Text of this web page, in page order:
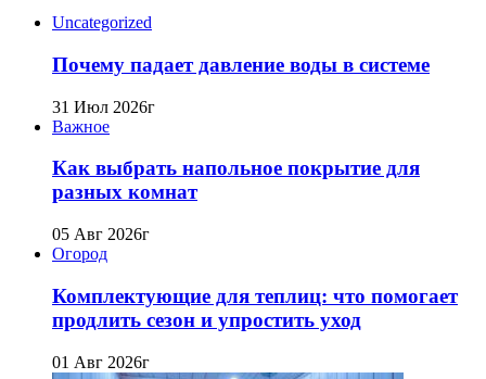
Uncategorized
Почему падает давление воды в системе
31 Июл 2026г
Важное
Как выбрать напольное покрытие для
разных комнат
05 Авг 2026г
Огород
Комплектующие для теплиц: что помогает
продлить сезон и упростить уход
01 Авг 2026г